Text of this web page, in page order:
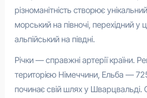
різноманітність створює
морський на півночі, перехідний у
альпійський на півдні.
Річки — справжні артерії країни.
територією Німеччини, Ельба —
починає свій шлях у Шварцвальді.